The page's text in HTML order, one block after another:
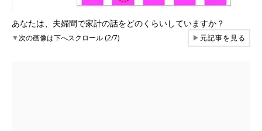
あなたは、夫婦間で家計の話をどのくらいしていますか？
▼次の画像は下へスクロール (2/7) ▶元記事を見る